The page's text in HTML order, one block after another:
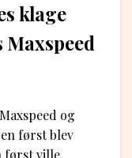
klage
Maxspeed
og
først blev